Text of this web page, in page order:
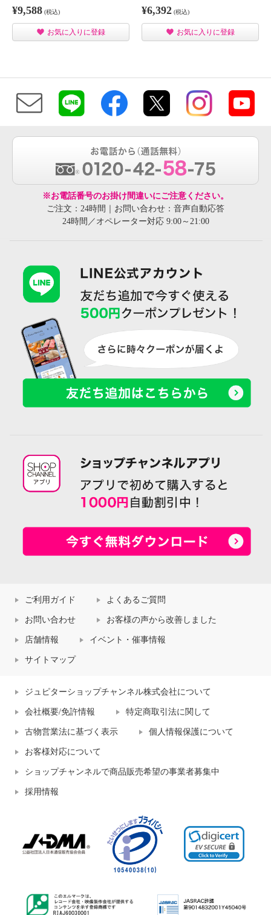
¥9,588 (税込)
お気に入りに登録
¥6,392 (税込)
お気に入りに登録
※お電話番号のお掛け間違いにご注意ください。
ご注文：24時間｜お問い合わせ：音声自動応答
24時間／オペレーター対応 9:00～21:00
ご利用ガイド よくあるご質問
お問い合わせ お客様の声から改善しました
店舗情報 イベント・催事情報
サイトマップ
ジュピターショップチャンネル株式会社について
会社概要/免許情報 特定商取引法に関して
古物営業法に基づく表示 個人情報保護について
お客様対応について
ショップチャンネルで商品販売希望の事業者募集中
採用情報